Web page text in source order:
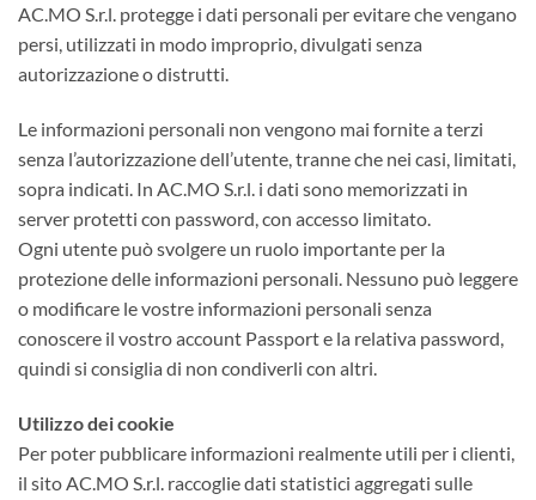
AC.MO S.r.l. protegge i dati personali per evitare che vengano
persi, utilizzati in modo improprio, divulgati senza
autorizzazione o distrutti.
Le informazioni personali non vengono mai fornite a terzi
senza l’autorizzazione dell’utente, tranne che nei casi, limitati,
sopra indicati. In AC.MO S.r.l. i dati sono memorizzati in
server protetti con password, con accesso limitato.
Ogni utente può svolgere un ruolo importante per la
protezione delle informazioni personali. Nessuno può leggere
o modificare le vostre informazioni personali senza
conoscere il vostro account Passport e la relativa password,
quindi si consiglia di non condiverli con altri.
Utilizzo dei cookie
Per poter pubblicare informazioni realmente utili per i clienti,
il sito AC.MO S.r.l. raccoglie dati statistici aggregati sulle